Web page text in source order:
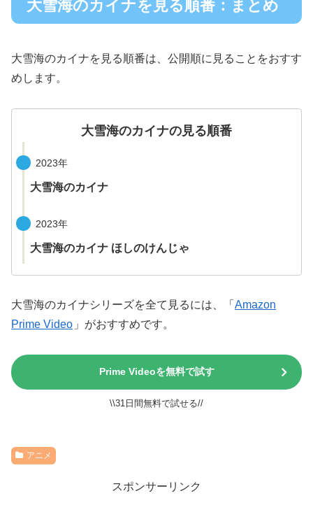
大雪海のカイナを見る順番：まとめ
大雪海のカイナを見る順番は、公開順に見ることをおすす
めします。
大雪海のカイナの見る順番
2023年
大雪海のカイナ
2023年
大雪海のカイナ ほしのけんじゃ
大雪海のカイナシリーズを全て見るには、「 Amazon
Prime Video 」がおすすめです。
Prime Videoを無料で試す
\\31日間無料で試せる//
アニメ
スポンサーリンク